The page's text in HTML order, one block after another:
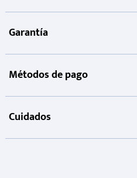
Garantía
Métodos de pago
Cuidados